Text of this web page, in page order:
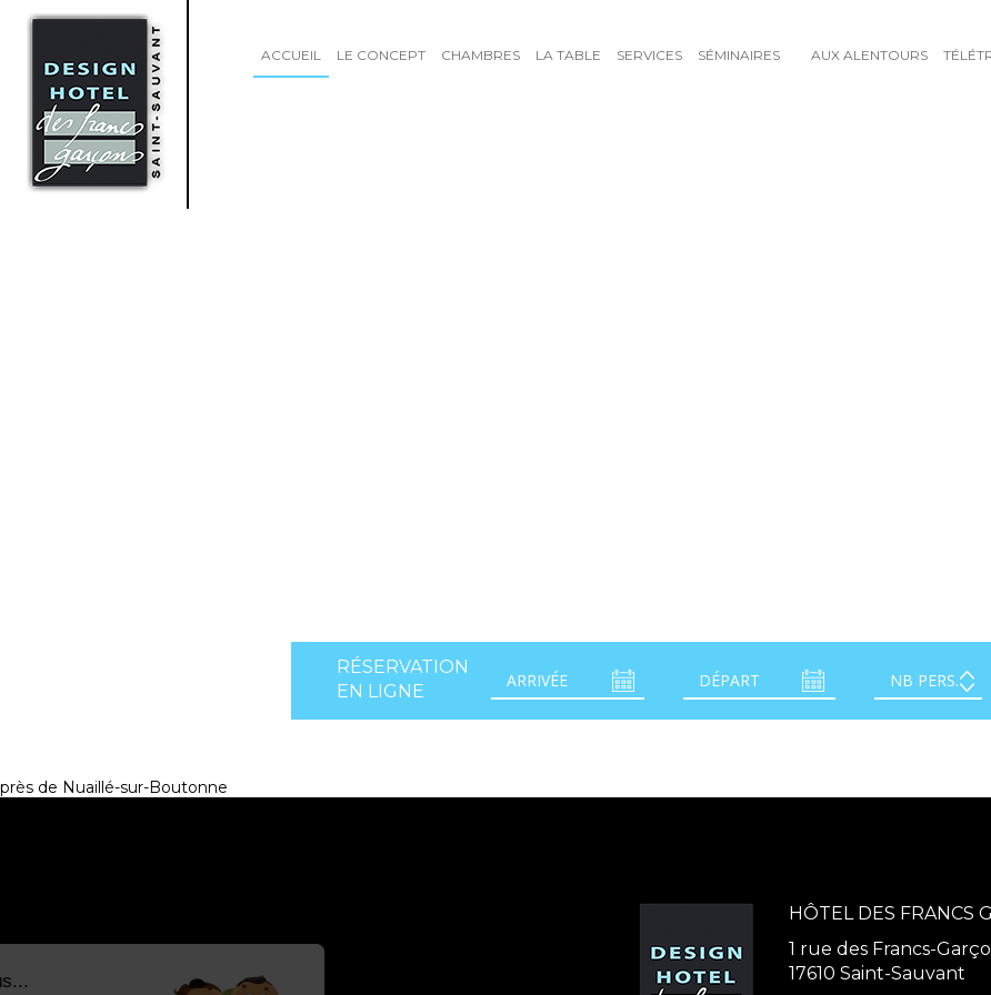
ACCUEIL LE CONCEPT CHAMBRES LA TABLE SERVICES SÉMINAIRES AUX ALENTOURS
RÉSERVATION
EN LIGNE
près de Nuaillé-sur-Boutonne
HÔTEL DES FRANCS
1 rue des Francs-
17610 Saint-Sauvant